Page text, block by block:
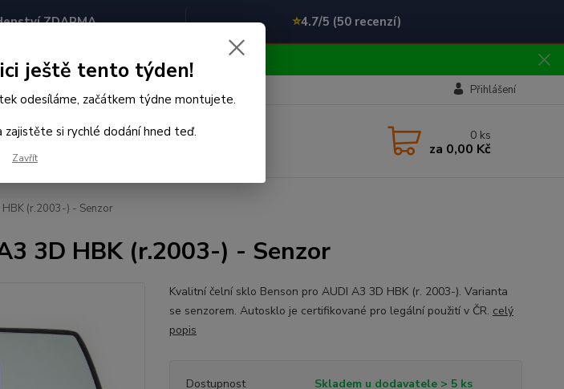
ZDARMA ⭐4.7/5 (50 recenzí)
- KAŽDÝ PÁTEK EXPEDUJEME!!
Přihlášení
Hledat 0 ks
za 0,00 Kč
(r.2003-) - Senzor
3D HBK (r.2003-) - Senzor
Kvalitní čelní sklo Benson pro AUDI A3 3D HBK (r. 2003-). Varianta
se senzorem. Autosklo je certifikované pro legální použití v ČR. celý
popis
Dostupnost Skladem u dodavatele > 5 ks
ještě tento týden!
odesíláme, začátkem týdne montujete.
si rychlé dodání hned teď.
Zavřít